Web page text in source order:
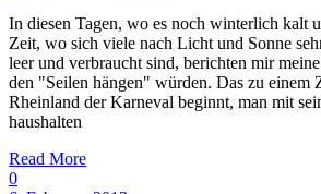
In diesen Tagen, wo es noch winterlich kalt
Zeit, wo sich viele nach Licht und Sonne
leer und verbraucht sind, berichten mir
den "Seilen hängen" würden. Das zu einem
Rheinland der Karneval beginnt, man mit
haushalten
Read More
0